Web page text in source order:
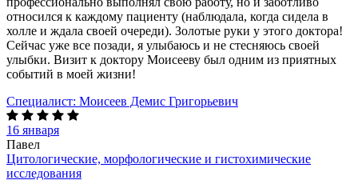
относился к каждому пациенту (наблюдала, когда сидела в
холле и ждала своей очереди). Золотые руки у этого доктора!
Сейчас уже все позади, я улыбаюсь и не стесняюсь своей
улыбки. Визит к доктору Моисееву был одним из приятных
событий в моей жизни!
Специалист: Моисеев Демис Григорьевич
16 января
Павел
Цитологические, морфологические и гистохимические
исследования